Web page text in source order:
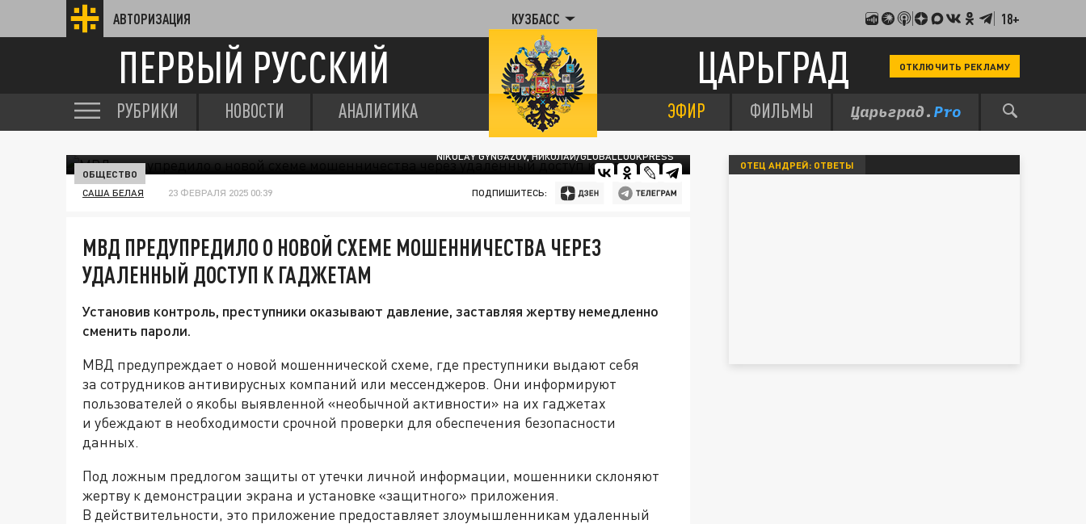
АВТОРИЗАЦИЯ КУЗБАСС 18+
ПЕРВЫЙ РУССКИЙ ЦАРЬГРАД ОТКЛЮЧИТЬ РЕКЛАМУ
РУБРИКИ НОВОСТИ АНАЛИТИКА ЭФИР ФИЛЬМЫ
NIKOLAY GYNGAZOV, НИКОЛАЙ/GLOBALLOOKPRESS
ОБЩЕСТВО
САША БЕЛАЯ 23 ФЕВРАЛЯ 2025 00:39 ПОДПИШИТЕСЬ:
МВД ПРЕДУПРЕДИЛО О НОВОЙ СХЕМЕ МОШЕННИЧЕСТВА ЧЕРЕЗ
УДАЛЕННЫЙ ДОСТУП К ГАДЖЕТАМ
Установив контроль, преступники оказывают давление, заставляя жертву немедленно
сменить пароли.
МВД предупреждает о новой мошеннической схеме, где преступники выдают себя
за сотрудников антивирусных компаний или мессенджеров. Они информируют
пользователей о якобы выявленной «необычной активности» на их гаджетах
и убеждают в необходимости срочной проверки для обеспечения безопасности
данных.
Под ложным предлогом защиты от утечки личной информации, мошенники склоняют
жертву к демонстрации экрана и установке «защитного» приложения.
В действительности, это приложение предоставляет злоумышленникам удаленный
ОТЕЦ АНДРЕЙ: ОТВЕТЫ